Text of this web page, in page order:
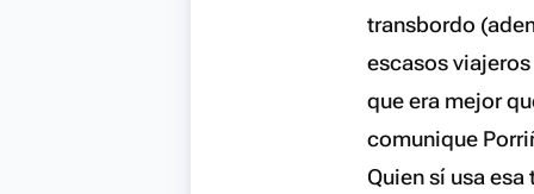
transbordo
escasos
que era mejor
comunique
Quien sí usa